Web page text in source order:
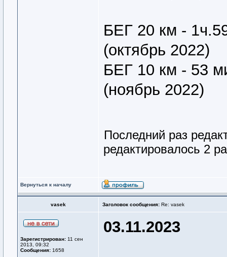
БЕГ 20 км -
(октябрь 2022)
БЕГ 10 км - 53
(ноябрь 2022)
Последний раз
редактировалось 2
Вернуться к началу
vasek Заголовок сообщения: Re: vasek
Зарегистрирован: 11 сен
2013, 09:32
Сообщения: 1658
03.11.2023